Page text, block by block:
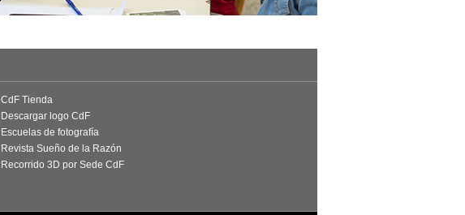
CdF Tienda
Descargar logo CdF
Escuelas de fotografía
Revista Sueño de la Razón
Recorrido 3D por Sede CdF